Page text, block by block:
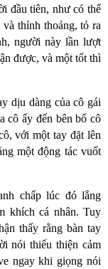
đầu tiên, như có thể
thỉnh thoảng, tỏ ra
người này lần lượt
được, và một tốt thì
dịu dàng của cô gái
cô ấy đến bên bố cô
với một tay đặt lên
một động tác vuốt
chấp lúc đó lắng
khích cá nhân. Tuy
thấy rằng bàn tay
nói thiếu thiện cảm
ngay khi giọng nói